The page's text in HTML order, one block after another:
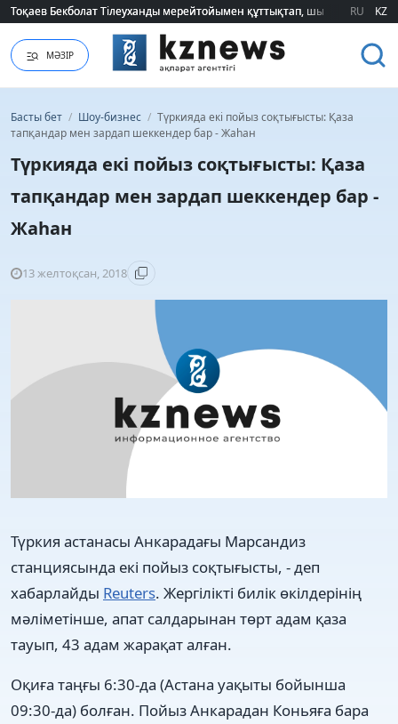
Тоқаев Бекболат Тілеуханды мерейтойымен құттықтап, шығармашылық
Тоқаев Бекболат Тілеуханды мерейтойымен құттықтап, шығармашылық
RU KZ
МӘЗІР
Басты бет / Шоу-бизнес / Түркияда екі пойыз соқтығысты: Қаза
тапқандар мен зардап шеккендер бар - Жаһан
Түркияда екі пойыз соқтығысты: Қаза
тапқандар мен зардап шеккендер бар -
Жаһан
13 желтоқсан, 2018
Түркия астанасы Анкарадағы Марсандиз
станциясында екі пойыз соқтығысты, - деп
хабарлайды Reuters. Жергілікті билік өкілдерінің
мәліметінше, апат салдарынан төрт адам қаза
тауып, 43 адам жарақат алған.
Оқиға таңғы 6:30-да (Астана уақыты бойынша
09:30-да) болған. Пойыз Анкарадан Коньяға бара